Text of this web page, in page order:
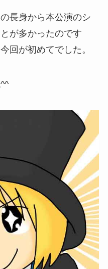
長身から本公演のシ
が多かったのです
回が初めてでした。